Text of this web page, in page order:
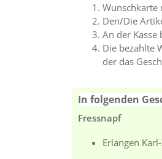
Wunschkarte
Den/Die
An der Kasse
Die bezahlte
der das
In folgenden
Fressnapf
Erlangen